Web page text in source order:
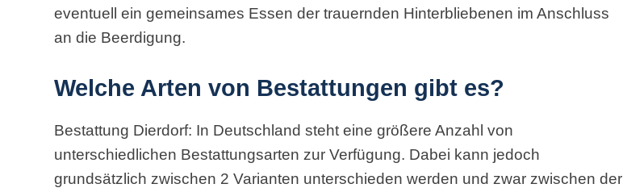
eventuell ein gemeinsames Essen der trauernden Hinterbliebenen im Anschluss
an die Beerdigung.
Welche Arten von Bestattungen gibt es?
Bestattung Dierdorf: In Deutschland steht eine größere Anzahl von
unterschiedlichen Bestattungsarten zur Verfügung. Dabei kann jedoch
grundsätzlich zwischen 2 Varianten unterschieden werden und zwar zwischen der